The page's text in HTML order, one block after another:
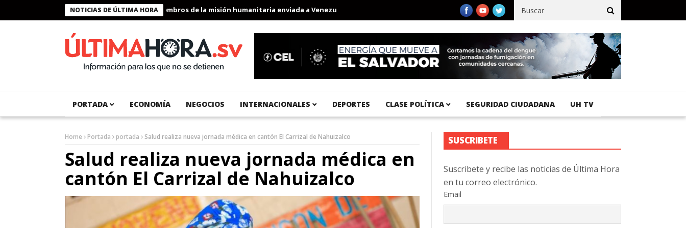
NOTICIAS DE ÚLTIMA HORA
Presidente Bukele condecora a miembros de la misión humanitaria enviada a Venezuela Aeropuerto Internacional del Pacífico registra 92 % de avance en obras de terracería
PORTADA ECONOMÍA NEGOCIOS INTERNACIONALES DEPORTES CLASE POLÍTICA SEGURIDAD CIUDADANA UH TV
Home Portada portada Salud realiza nueva jornada médica en cantón El Carrizal de Nahuizalco
Salud realiza nueva jornada médica en
cantón El Carrizal de Nahuizalco
SUSCRIBETE
Suscribete y recibe las noticias de Última Hora
en tu correo electrónico.
Email